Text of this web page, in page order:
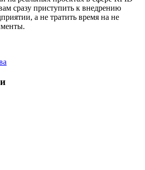
сразу приступить к внедрению
а не тратить время на не